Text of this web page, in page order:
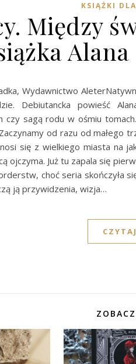
KSIĄŻKI
Między
Alana
Wydawnictwo
Debiutancka powieść
czy sagą rodu w ośmiu
od razu od małego
się z wielkiego miasta na
ojczyma. Już tu zapala się
choć seria skończyła
ją przywidzenia, wizja…